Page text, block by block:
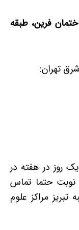
فرین، طبقه
تهران:
روز در هفته در
نوبت حتما تماس
مراکز علوم